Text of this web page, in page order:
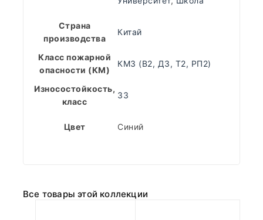
Страна
производства
Китай
Класс пожарной
опасности (КМ)
КМ3 (В2, Д3, Т2, РП2)
Износостойкость,
класс
33
Цвет Синий
Все товары этой коллекции